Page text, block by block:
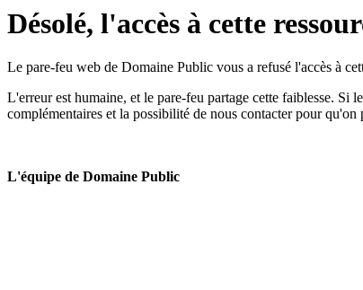
Désolé, l'accès à cette
Le pare-feu web de Domaine Public vous a refusé l'accès à
L'erreur est humaine, et le pare-feu partage cette faiblesse. Si
complémentaires et la possibilité de nous contacter pour qu'on
L'équipe de Domaine Public